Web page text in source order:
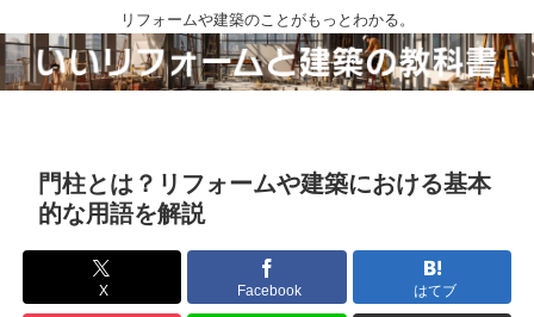
リフォームや建築のことがもっとわかる。
門柱とは？リフォームや建築における基本
的な用語を解説
X Facebook はてブ